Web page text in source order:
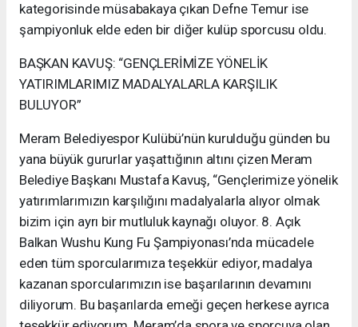
kategorisinde müsabakaya çıkan Defne Temur ise
şampiyonluk elde eden bir diğer kulüp sporcusu oldu.
BAŞKAN KAVUŞ: “GENÇLERİMİZE YÖNELİK
YATIRIMLARIMIZ MADALYALARLA KARŞILIK
BULUYOR”
Meram Belediyespor Kulübü’nün kurulduğu günden bu
yana büyük gururlar yaşattığının altını çizen Meram
Belediye Başkanı Mustafa Kavuş, “Gençlerimize yönelik
yatırımlarımızın karşılığını madalyalarla alıyor olmak
bizim için ayrı bir mutluluk kaynağı oluyor. 8. Açık
Balkan Wushu Kung Fu Şampiyonası’nda mücadele
eden tüm sporcularımıza teşekkür ediyor, madalya
kazanan sporcularımızın ise başarılarının devamını
diliyorum. Bu başarılarda emeği geçen herkese ayrıca